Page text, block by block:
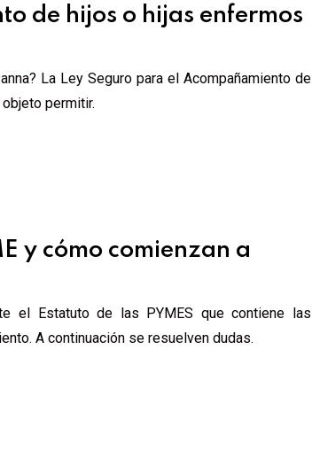
de hijos o hijas enfermos
La Ley Seguro para el Acompañamiento de
permitir.
y cómo comienzan a
el Estatuto de las PYMES que contiene las
A continuación se resuelven dudas.